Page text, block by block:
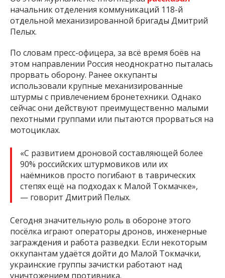
начальник отделения коммуникаций 118-й
отдельной механизированной бригады Дмитрий
Пелых.
По словам пресс-офицера, за всё время боёв на
этом направлении Россия неоднократно пыталась
прорвать оборону. Ранее оккупанты
использовали крупные механизированные
штурмы с привлечением бронетехники. Однако
сейчас они действуют преимущественно малыми
пехотными группами или пытаются прорваться на
мотоциклах.
«С развитием дроновой составляющей более
90% российских штурмовиков или их
наёмников просто погибают в таврических
степях ещё на подходах к Малой Токмачке»,
— говорит Дмитрий Пелых.
Сегодня значительную роль в обороне этого
посёлка играют операторы дронов, инженерные
заграждения и работа разведки. Если некоторым
оккупантам удаётся дойти до Малой Токмачки,
украинские группы зачистки работают над
уничтожением противника.